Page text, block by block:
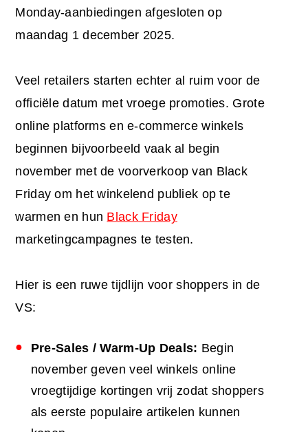
Monday-aanbiedingen afgesloten op
maandag 1 december 2025.
Veel retailers starten echter al ruim voor de
officiële datum met vroege promoties. Grote
online platforms en e-commerce winkels
beginnen bijvoorbeeld vaak al begin
november met de voorverkoop van Black
Friday om het winkelend publiek op te
warmen en hun Black Friday
marketingcampagnes te testen.
Hier is een ruwe tijdlijn voor shoppers in de
VS:
Pre-Sales / Warm-Up Deals: Begin
november geven veel winkels online
vroegtijdige kortingen vrij zodat shoppers
als eerste populaire artikelen kunnen